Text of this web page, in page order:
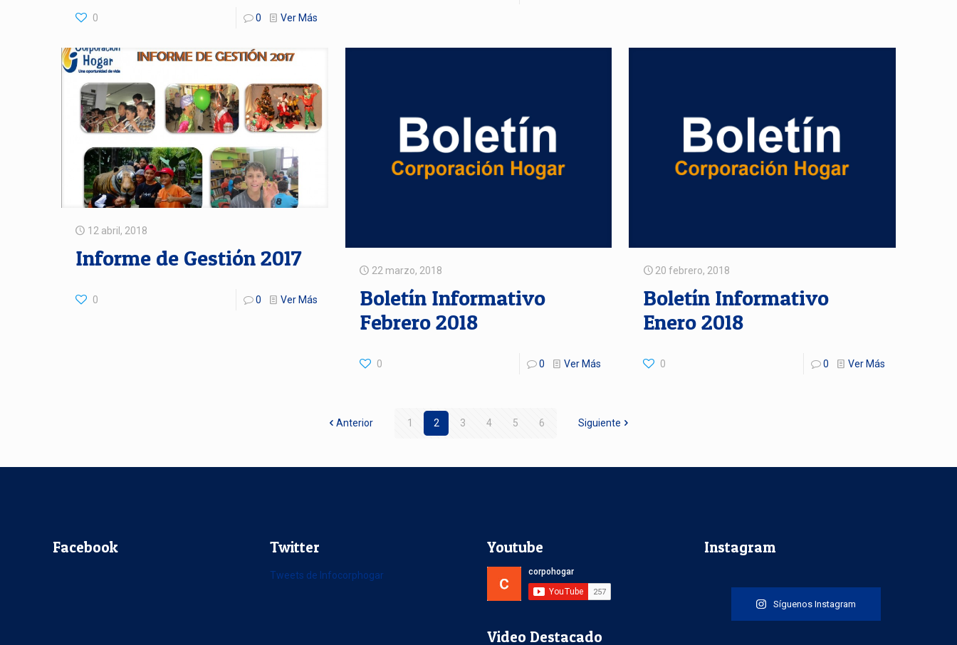
0 0 Ver Más
12 abril, 2018
Informe de Gestión 2017
0 0 Ver Más
22 marzo, 2018
Boletín Informativo
Febrero 2018
0 0 Ver Más
20 febrero, 2018
Boletín Informativo
Enero 2018
0 0 Ver Más
Anterior 1 2 3 4 5 6 Siguiente
Facebook Twitter
Tweets de Infocorphogar
Youtube
Video Destacado
Instagram
Síguenos Instagram